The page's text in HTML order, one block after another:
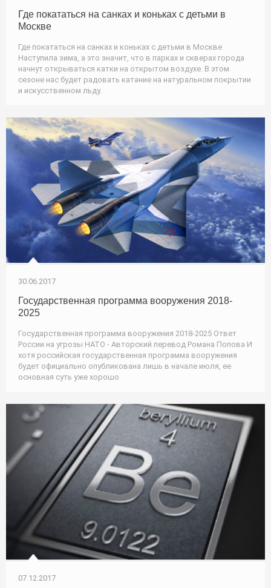
Где покататься на санках и коньках с детьми в
Москве
Где покататься на санках и коньках с детьми в Москве
Наступила зима, а это значит, что в парках и скверах города
начнут открываться катки на открытом воздухе. В этом
сезоне нас будет радовать катание на натуральном покрытии
и искусственном льду.
30.06.2017
Государственная программа вооружения 2018-
2025
Государственная программа вооружения 2018-2025 Ответ
России на угрозы НАТО - Авторский перевод Романа Попова И
хотя российская государственная программа вооружения
будет официально опубликована лишь в начале июля, ее
основная суть уже хорошо
07.12.2017